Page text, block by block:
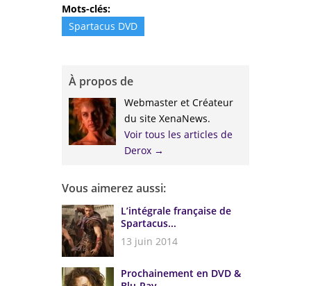
Mots-clés:
Spartacus DVD
À propos de
Webmaster et Créateur
du site XenaNews.
Voir tous les articles de
Derox →
Vous aimerez aussi:
L’intégrale française de
Spartacus...
13 juin 2014
Prochainement en DVD &